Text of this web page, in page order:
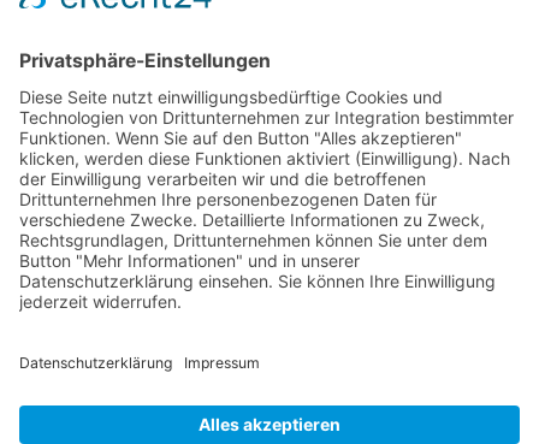
Kontakt
Postanschrift
Traumkatzen e.V.